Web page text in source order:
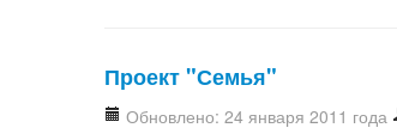
Проект "Семья"
Обновлено: 24 января 2011 года